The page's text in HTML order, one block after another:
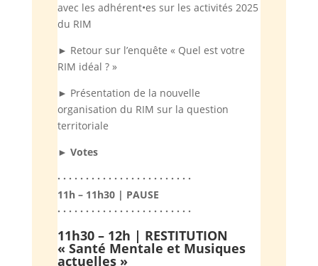
avec les adhérent•es sur les activités 2025
du RIM
► Retour sur l’enquête « Quel est votre
RIM idéal ? »
► Présentation de la nouvelle
organisation du RIM sur la question
territoriale
► Votes
· · · · · · · · · · · · · · · · · · · · · · · ·
11h – 11h30 | PAUSE
· · · · · · · · · · · · · · · · · · · · · · · ·
11h30 – 12h | RESTITUTION
« Santé Mentale et Musiques
actuelles »